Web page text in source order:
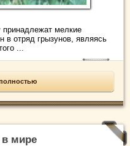
принадлежат мелкие
отряд грызунов, являясь
...
мире